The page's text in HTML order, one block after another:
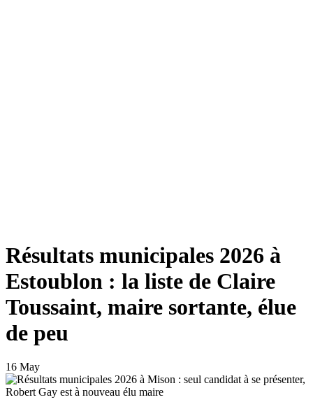
Résultats municipales 2026 à
Estoublon : la liste de Claire
Toussaint, maire sortante, élue
de peu
16 May